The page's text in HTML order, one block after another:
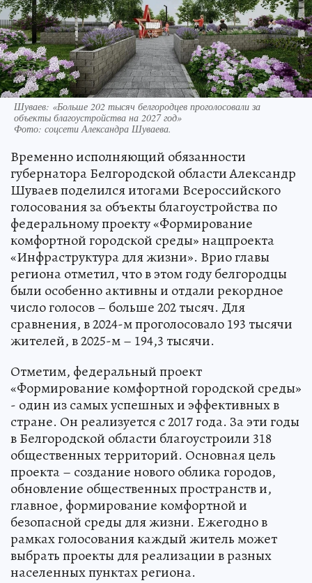
Шуваев: «Больше 202 тысяч белгородцев проголосовали за
объекты благоустройства на 2027 год»
Фото: соцсети Александра Шуваева.
Временно исполняющий обязанности
губернатора Белгородской области Александр
Шуваев поделился итогами Всероссийского
голосования за объекты благоустройства по
федеральному проекту «Формирование
комфортной городской среды» нацпроекта
«Инфраструктура для жизни». Врио главы
региона отметил, что в этом году белгородцы
были особенно активны и отдали рекордное
число голосов – больше 202 тысяч. Для
сравнения, в 2024-м проголосовало 193 тысячи
жителей, в 2025-м – 194,3 тысячи.
Отметим, федеральный проект
«Формирование комфортной городской среды»
- один из самых успешных и эффективных в
стране. Он реализуется с 2017 года. За эти годы
в Белгородской области благоустроили 318
общественных территорий. Основная цель
проекта – создание нового облика городов,
обновление общественных пространств и,
главное, формирование комфортной и
безопасной среды для жизни. Ежегодно в
рамках голосования каждый житель может
выбрать проекты для реализации в разных
населенных пунктах региона.